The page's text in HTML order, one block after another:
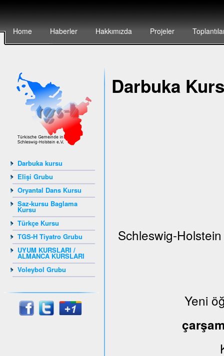
Home Haberler Hakkımızda Projeler
Darbuka kursu
Elişi Grubu
Oryantal Dans Kursu
Saz-kursu Baglama
Kursu
Türkçe Kursu
TGS-H Tiyatro Grubu
UYUM KURSLARI /
ALMANCA KURSLARI
Voleybol Grubu
Darbuka
Schleswig-
Yeni